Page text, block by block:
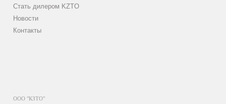
Стать дилером KZTO
Новости
Контакты
ООО "КЗТО"